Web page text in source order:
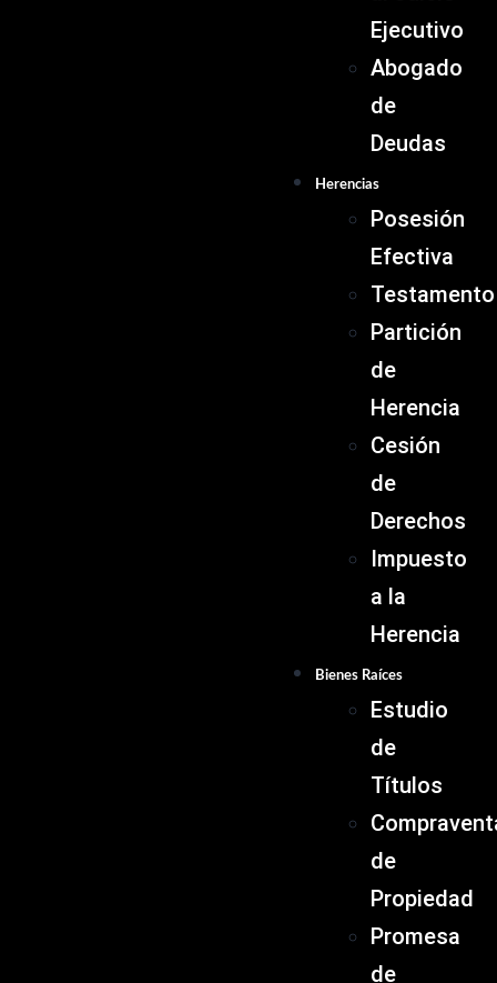
Ejecutivo
Abogado
de
Deudas
Herencias
Posesión
Efectiva
Testamento
Partición
de
Herencia
Cesión
de
Derechos
Impuesto
a la
Herencia
Bienes Raíces
Estudio
de
Títulos
de
Propiedad
Promesa
de